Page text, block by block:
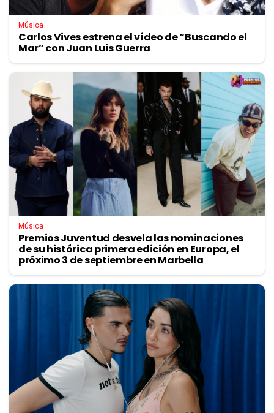
Música
Carlos Vives estrena el vídeo de “Buscando el
Mar” con Juan Luis Guerra
Música
Premios Juventud desvela las nominaciones
de su histórica primera edición en Europa, el
próximo 3 de septiembre en Marbella